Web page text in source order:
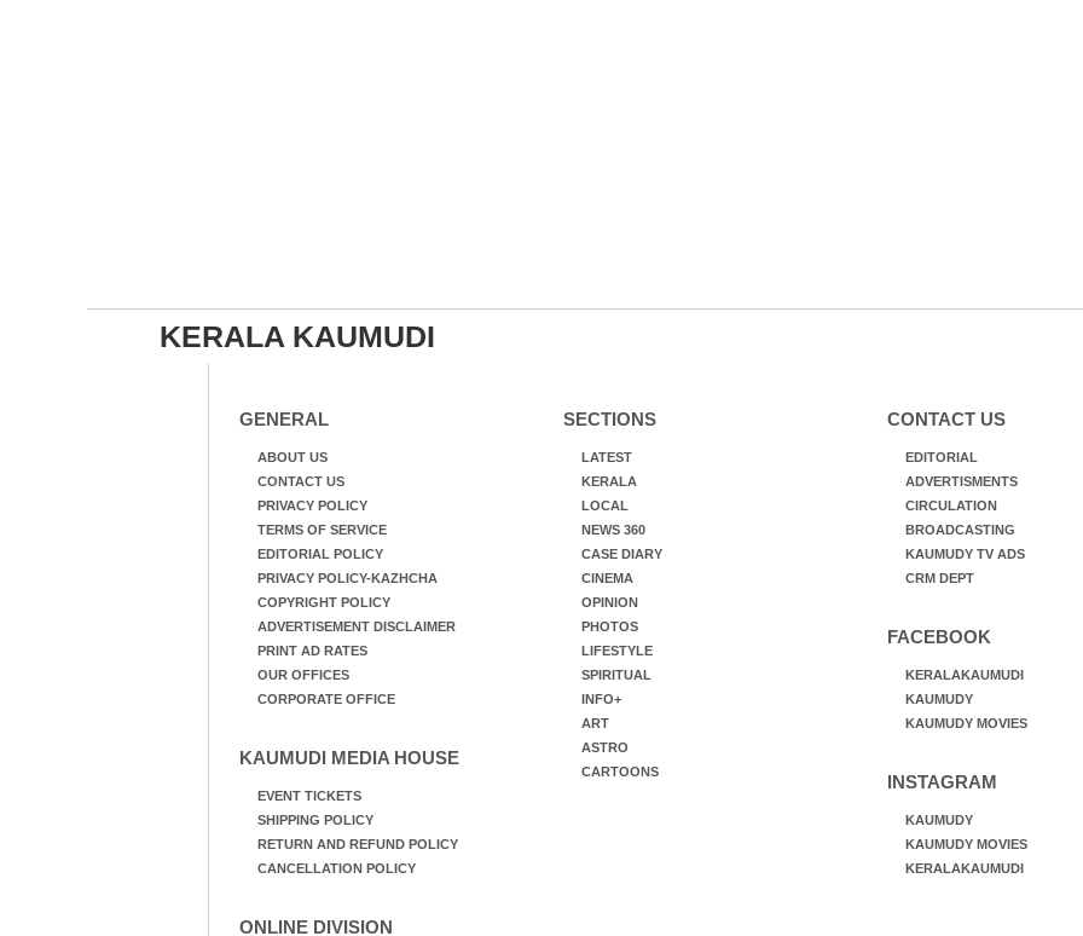
KERALA KAUMUDI
GENERAL
ABOUT US
CONTACT US
PRIVACY POLICY
TERMS OF SERVICE
EDITORIAL POLICY
PRIVACY POLICY-KAZHCHA
COPYRIGHT POLICY
ADVERTISEMENT DISCLAIMER
PRINT AD RATES
OUR OFFICES
CORPORATE OFFICE
KAUMUDI MEDIA HOUSE
EVENT TICKETS
SHIPPING POLICY
RETURN AND REFUND POLICY
CANCELLATION POLICY
ONLINE DIVISION
SECTIONS
LATEST
KERALA
LOCAL
NEWS 360
CASE DIARY
CINEMA
OPINION
PHOTOS
LIFESTYLE
SPIRITUAL
INFO+
ART
ASTRO
CARTOONS
CONTACT US
EDITORIAL
ADVERTISMENTS
CIRCULATION
BROADCASTING
KAUMUDY TV ADS
CRM DEPT
FACEBOOK
KERALAKAUMUDI
KAUMUDY
KAUMUDY MOVIES
INSTAGRAM
KAUMUDY
KAUMUDY MOVIES
KERALAKAUMUDI